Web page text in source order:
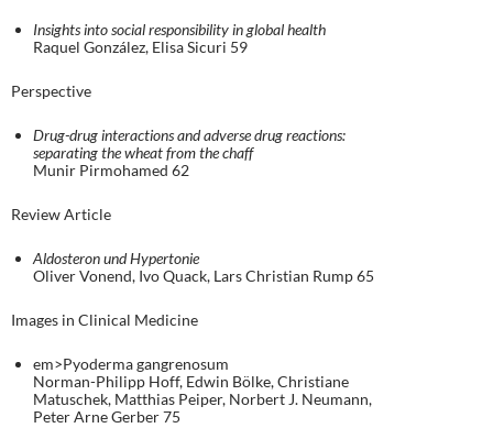
Insights into social responsibility in global health
Raquel González, Elisa Sicuri 59
Perspective
Drug-drug interactions and adverse drug reactions:
separating the wheat from the chaff
Munir Pirmohamed 62
Review Article
Aldosteron und Hypertonie
Oliver Vonend, Ivo Quack, Lars Christian Rump 65
Images in Clinical Medicine
em>Pyoderma gangrenosum
Norman-Philipp Hoff, Edwin Bölke, Christiane
Matuschek, Matthias Peiper, Norbert J. Neumann,
Peter Arne Gerber 75